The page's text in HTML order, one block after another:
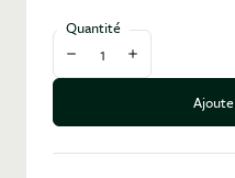
Quantité
Diminuer la quantité
Augmenter la